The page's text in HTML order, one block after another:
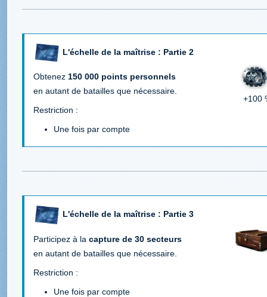
L'échelle de la maîtrise : Partie 2
+100
Obtenez 150 000 points personnels
en autant de batailles que nécessaire.
Restriction :
Une fois par compte
L'échelle de la maîtrise : Partie 3
Participez à la capture de 30 secteurs
en autant de batailles que nécessaire.
Restriction :
Une fois par compte